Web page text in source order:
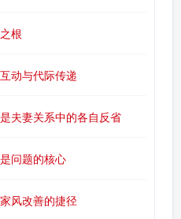
根
动与代际传递
夫妻关系中的各自反省
问题的核心
风改善的捷径